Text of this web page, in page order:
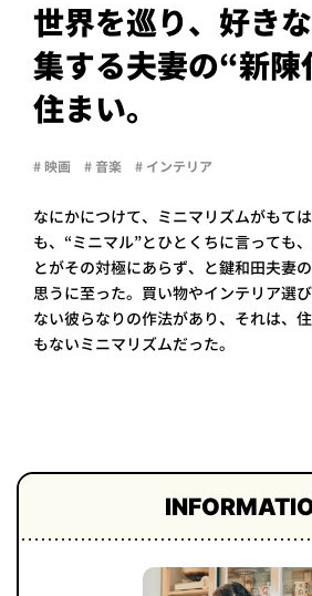
世界を巡り、好き
集する夫妻の“新陳
住まい。
# 映画 # 音楽 # インテリア
なにかにつけて、ミニマリズムがもて
も、“ミニマル”とひとくちに言っても
とがその対極にあらず、と鍵和田夫妻
思うに至った。買い物やインテリア選
ない彼らなりの作法があり、それは、
もないミニマリズムだった。